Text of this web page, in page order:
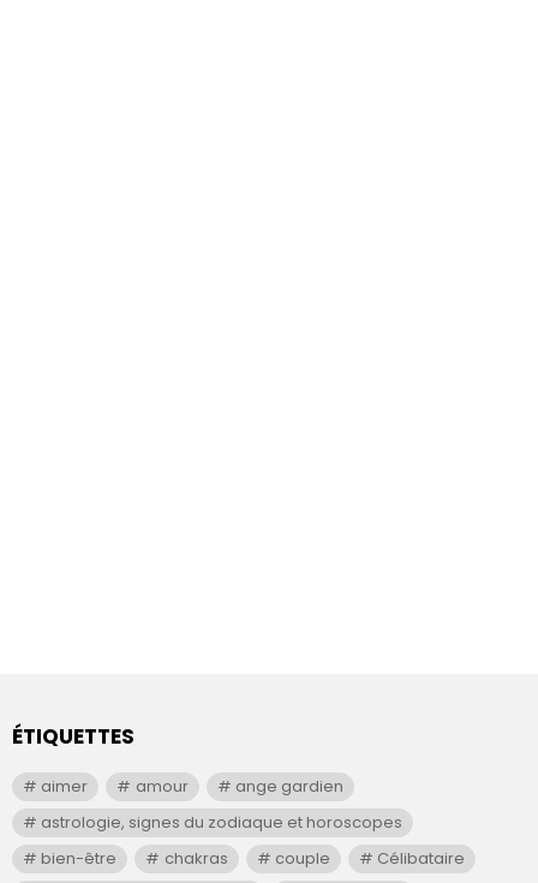
ÉTIQUETTES
aimer amour
ange gardien
astrologie, signes du zodiaque et horoscopes
bien-être
chakras couple
Célibataire